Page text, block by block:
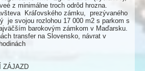
z minimálne troch odrôd hrozna.
Kráľovského zámku, prezývaného
je svojou rozlohou 17 000 m2 s parkom s
barokovým zámkom v Maďarsku.
transfer na Slovensko, návrat v
ZÁJAZD